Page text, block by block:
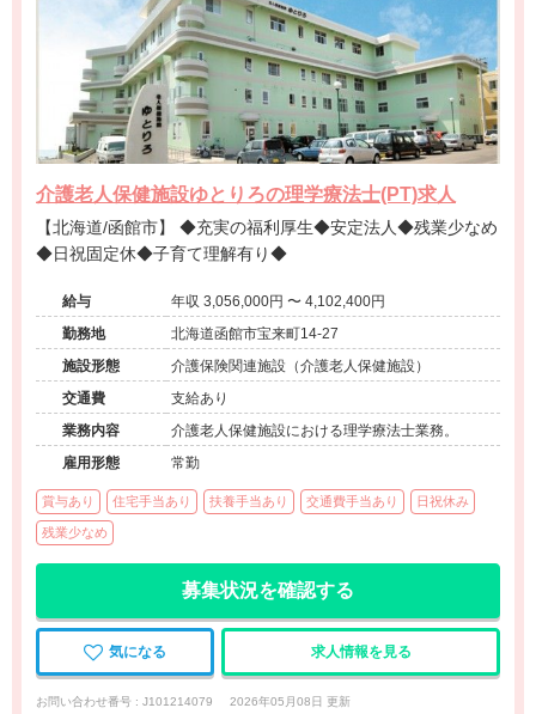
介護老人保健施設ゆとりろの理学療法士(PT)求人
【北海道/函館市】 ◆充実の福利厚生◆安定法人◆残業少なめ
◆日祝固定休◆子育て理解有り◆
給与
年収 3,056,000円 〜 4,102,400円
勤務地
北海道函館市宝来町14-27
施設形態
介護保険関連施設（介護老人保健施設）
交通費
支給あり
業務内容
介護老人保健施設における理学療法士業務。
雇用形態
常勤
賞与あり 住宅手当あり 扶養手当あり 交通費手当あり 日祝休み
残業少なめ
募集状況を確認する
気になる 求人情報を見る
お問い合わせ番号 : J101214079 2026年05月08日 更新